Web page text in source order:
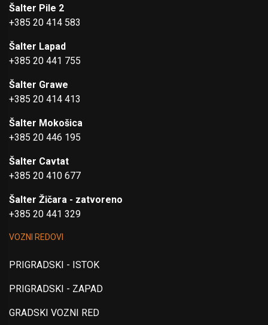
Šalter Pile 2
+385 20 414 583
Šalter Lapad
+385 20 441 755
Šalter Grawe
+385 20 414 413
Šalter Mokošica
+385 20 446 195
Šalter Cavtat
+385 20 410 677
Šalter Žičara - zatvoreno
+385 20 441 329
VOZNI REDOVI
PRIGRADSKI - ISTOK
PRIGRADSKI - ZAPAD
GRADSKI VOZNI RED